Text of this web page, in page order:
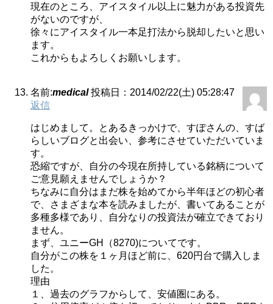
現在のところ、アイスタイル以上に魅力がある投資先
がないのですが、
徐々にアイスタイル一本足打法から脱却したいと思い
ます。
これからもよろしくお願いします。
名前:medical 投稿日：2014/02/22(土) 05:28:47
返信
はじめまして。とあるきっかけで、すぽさんの、すば
らしいブログと出会い、参考にさせていただいていま
す。
恐縮ですが、自分の今現在所持している銘柄について
ご意見願えませんでしょうか？
ちなみに自分はまだ株を始めてから半年ほどの初心者
で、さまざまな本を読みましたが、書いてあることが
多種多様であり、自分なりの投資法が確立できており
ません。
まず、ユニーGH（8270)についてです。
自分がこの株を１ヶ月ほど前に、620円台で購入しま
した。
理由
１、過去のグラフからして、安値圏にある。